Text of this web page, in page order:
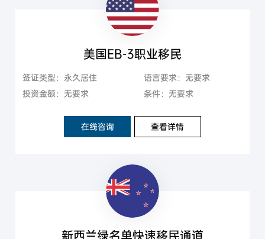
美国EB-3职业移民
签证类型：永久居住
语言要求：无要求
投资金额：无要求
条件：无要求
在线咨询 查看详情
新西兰绿名单快速移民通道